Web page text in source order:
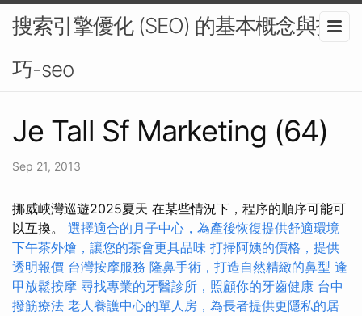
搜索引擎優化 (SEO) 的基本概念與技
巧-seo
Je Tall Sf Marketing (64)
Sep 21, 2013
挪威峽灣巡遊2025夏天 在某些情況下，程序的順序可能可
以互換。 選擇適合的月子中心，為產後恢復提供舒適環境
下午茶外燴，讓您的茶會更具品味 打掃阿姨的價格，提供
透明報價 台灣按摩服務 隆鼻手術，打造自然精緻的鼻型 逢
甲放鬆按摩 尋找專業的牙醫診所，照顧你的牙齒健康 台中
撥筋療法 老人養護中心的單人房，為長者提供更隱私的居